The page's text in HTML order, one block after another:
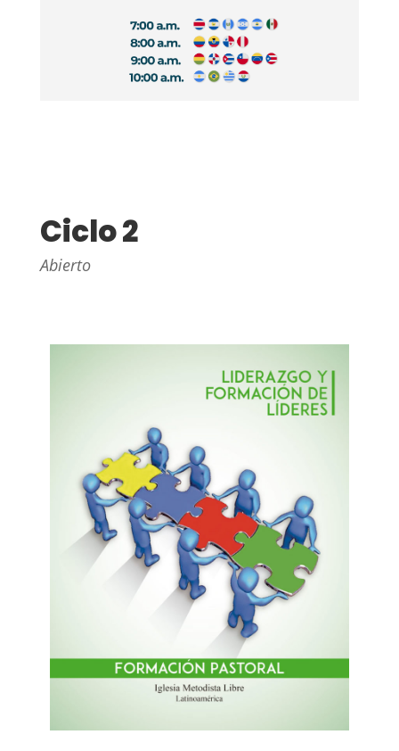
Ciclo 2
Abierto